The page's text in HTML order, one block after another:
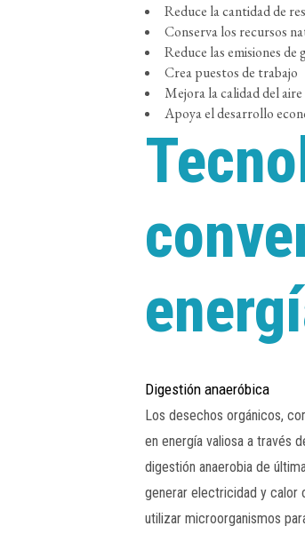
Reduce la cantidad de
Conserva los recursos
Reduce las emisiones de
Crea puestos de trabajo
Mejora la calidad del aire
Apoya el desarrollo
Digestión anaeróbica
Los desechos orgánicos,
en energía valiosa a través
digestión anaerobia de
generar electricidad y calor
utilizar microorganismos